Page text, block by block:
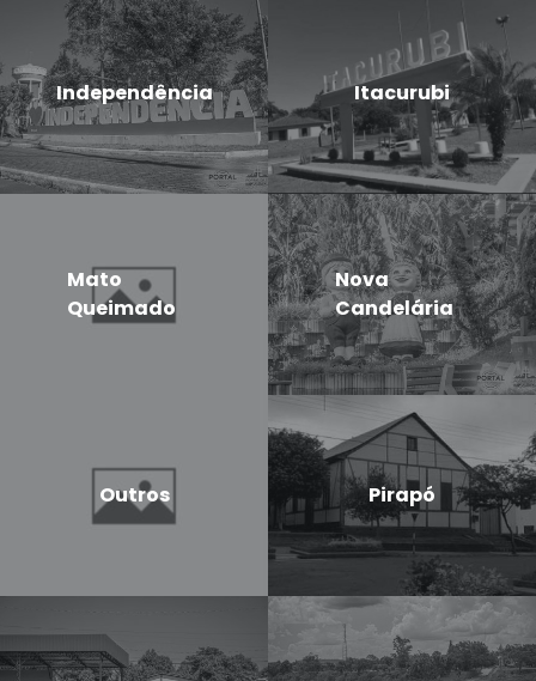
Independência Itacurubi
Mato
Queimado
Nova
Candelária
Outros Pirapó